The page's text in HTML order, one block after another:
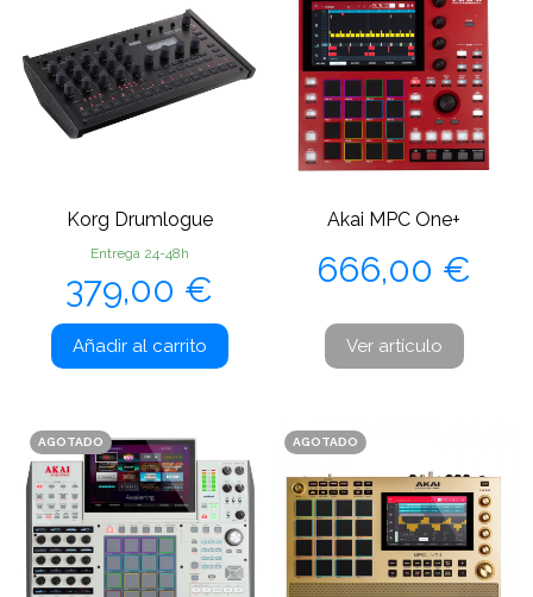
Korg Drumlogue
Entrega 24-48h
Precio
379,00 €
Añadir al carrito
Akai MPC One+
Precio
666,00 €
Ver artículo
AGOTADO AGOTADO